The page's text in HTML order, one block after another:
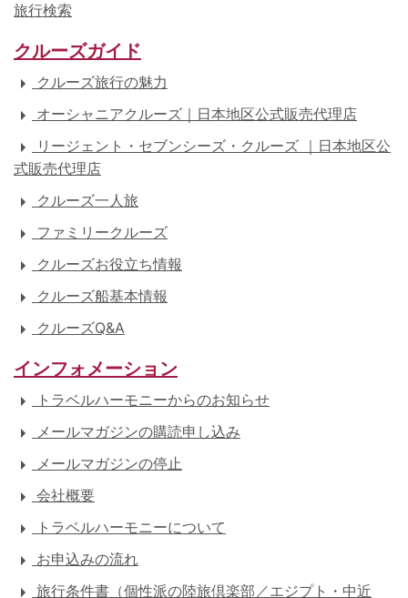
旅行検索
クルーズガイド
クルーズ旅行の魅力
オーシャニアクルーズ｜日本地区公式販売代理店
リージェント・セブンシーズ・クルーズ ｜日本地区公
式販売代理店
クルーズ一人旅
ファミリークルーズ
クルーズお役立ち情報
クルーズ船基本情報
クルーズQ&A
インフォメーション
トラベルハーモニーからのお知らせ
メールマガジンの購読申し込み
メールマガジンの停止
会社概要
トラベルハーモニーについて
お申込みの流れ
旅行条件書（個性派の陸旅倶楽部／エジプト・中近